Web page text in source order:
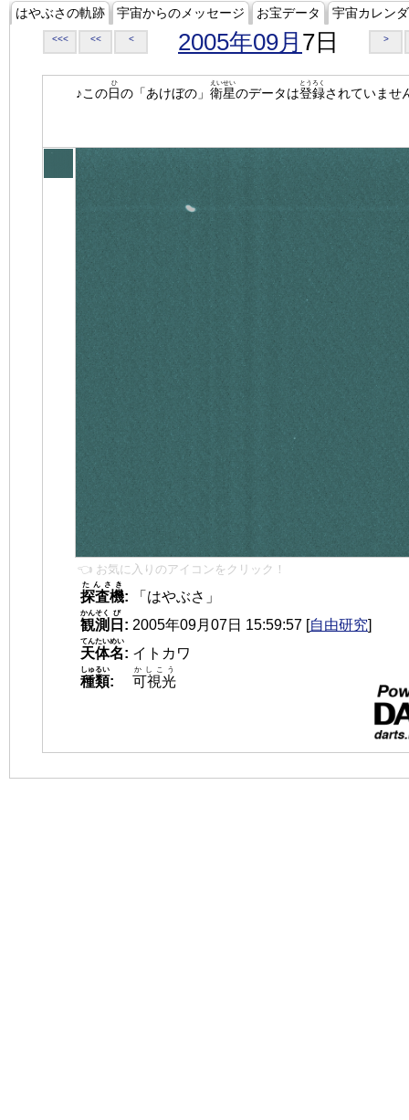
はやぶさの軌跡 宇宙からのメッセージ お宝データ 宇宙カレン
<<< << < 2005年09月 7日 >
♪この日
ひ
の「あけぼの」 衛星
えいせい
のデータは登録
とうろく
されていませ
👈 お気に入りのアイコンをクリック！
探査機
たんさき
:
「はやぶさ」
観測
かんそく
日
び
: 2005年09月07日 15:59:57 [自由研究]
天体名
てんたいめい
: イトカワ
種類
しゅるい
: 可視光
かしこう